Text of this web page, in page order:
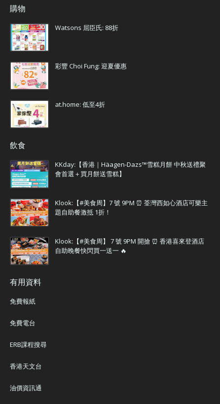
購物
Watsons 屈臣氏: 88折
彩豐 Choi Fung: 迎夏優惠
at.home: 低至4折
飲食
KKday:【香港｜Häagen-Dazs™雪糕月餅 中秋送禮聚
會首選＋買月餅送雪糕】
Klook:【#美食周】7 號 9PM ⏰ 荃灣西如心酒店可樂主
題自助餐激抵 1折！
Klook:【#美食周】 7 號 9PM 開搶 ⏰ 香港喜來登酒店
自助晚餐快閃買一送一 🔥
有用資料
免費報紙
免費電台
ERB課程搜尋
香港天文台
油價資訊通